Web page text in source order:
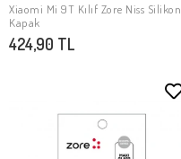
SEPETE EKLE
Xiaomi Mi 9T Kılıf Zore Niss Silikon
Kapak
424,90 TL